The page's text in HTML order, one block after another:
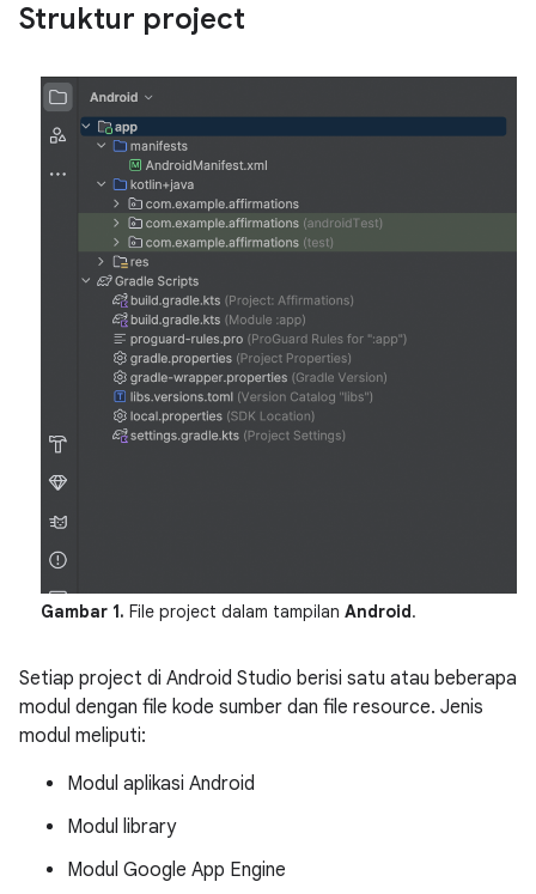
Struktur project
Gambar 1. File project dalam tampilan Android.
Setiap project di Android Studio berisi satu atau beberapa
modul dengan file kode sumber dan file resource. Jenis
modul meliputi:
Modul aplikasi Android
Modul library
Modul Google App Engine